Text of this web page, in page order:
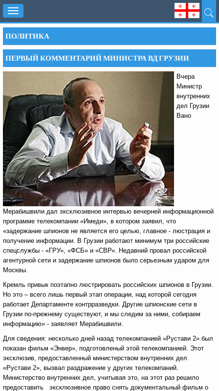
Toggle
navigation
ПОЛИТИКА
ПЕРВЫЙ КОММЕНТАРИЙ МИНИСТРА ВД ГРУЗИИ
Вчера
Министр
внутренних
дел Грузии
Вано
Мерабишвили дал эксклюзивное интервью вечерней информационной
программе телекомпании «Имеди», в котором заявил, что
«задержание шпионов не является его целью, главное - люстрация и
получение информации. В Грузии работают минимум три российские
спецслужбы - «ГРУ», «ФСБ» и «СВР». Недавний провал российской
агентурной сети и задержание шпионов было серьезным ударом для
Москвы.
Кремль привык поэтапно люстрировать российских шпионов в Грузии.
Но это – всего лишь первый этап операции, над которой сегодня
работает Департаменте контрразведки. Другие шпионские сети в
Грузии по-прежнему существуют, и мы следим за ними, собираем
информацию» - заявляет Мерабишвили.
Для сведения: несколько дней назад телекомпанией «Рустави 2» был
показан фильм «Энвер», подготовленый этой телекомпанией. Этот
эксклюзив, предоставленный министерством внутренних дел
«Рустави 2», вызвал раздражение у других телекомпаний.
Министерство внутренних дел, учитывая это, на этот раз решило
предоставить эксклюзивное право снять документальный фильм о